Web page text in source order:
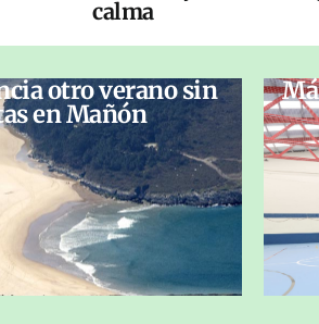
calma
otro verano sin
en Mañón